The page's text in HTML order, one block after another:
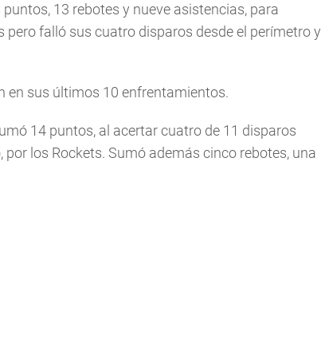
13 rebotes y nueve asistencias, para
falló sus cuatro disparos desde el perímetro y
en sus últimos 10 enfrentamientos.
14 puntos, al acertar cuatro de 11 disparos
los Rockets. Sumó además cinco rebotes, una